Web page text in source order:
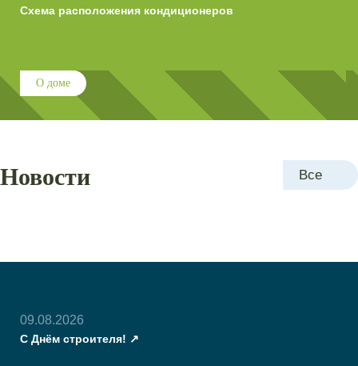
Схема расположения кондиционеров
О доме
Новости Все
09.08.2026
С Днём строителя!